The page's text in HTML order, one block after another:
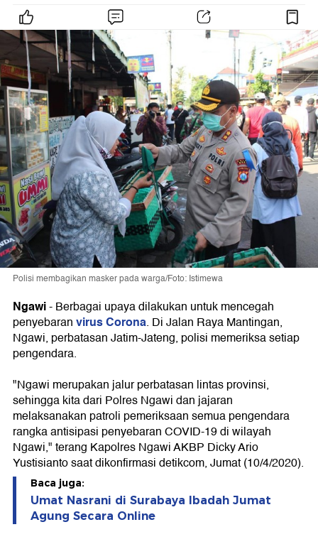
Polisi membagikan masker pada warga/Foto: Istimewa
Ngawi-Berbagai upaya dilakukan untuk mencegah
penyebaranvirus Corona. Di Jalan Raya Mantingan,
Ngawi, perbatasan Jatim-Jateng, polisi memeriksa setiap
pengendara.
"Ngawi merupakan jalur perbatasan lintas provinsi,
sehingga kita dari Polres Ngawi dan jajaran
melaksanakan patroli pemeriksaan semua pengendara
rangka antisipasi penyebaran COVID-19 di wilayah
Ngawi," terang Kapolres Ngawi AKBP Dicky Ario
Yustisianto saat dikonfirmasi detikcom, Jumat (10/4/2020).
Baca juga:
Umat Nasrani di Surabaya Ibadah Jumat
Agung Secara Online